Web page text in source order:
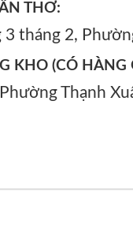
THƠ:
tháng 2,
KHO (CÓ HÀNG
Thạnh